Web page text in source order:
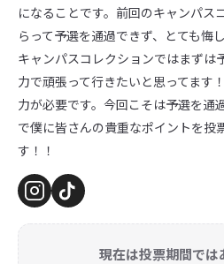
になることです。前回のキャンパス
らって予選を通過できず、とても悔
キャンパスコレクションではまずは
力で頑張って行きたいと思ってます
力が必要です。今回こそは予選を通
で僕に皆さんの貴重なポイントを投
す！！
現在は投票期間では